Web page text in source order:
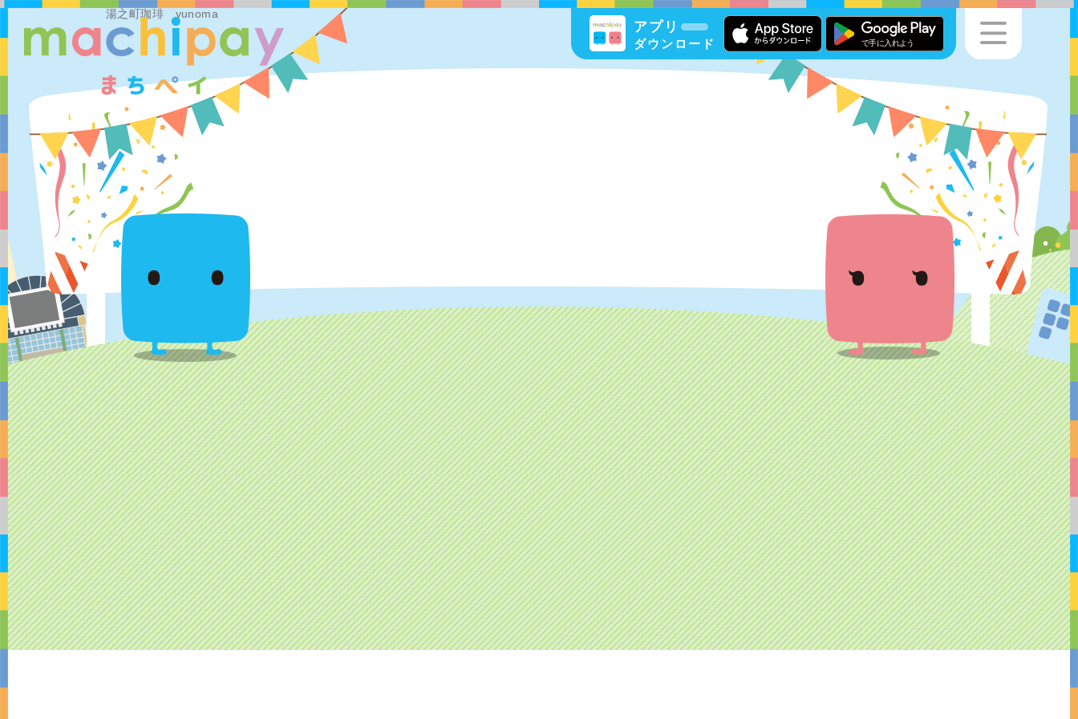
アプリ
ダウンロード
湯之町珈琲 yunoma